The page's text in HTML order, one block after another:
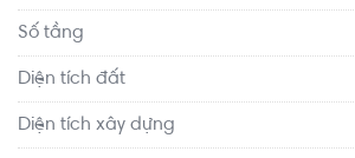
Số tầng
Diện tích đất
Diện tích xây dựng